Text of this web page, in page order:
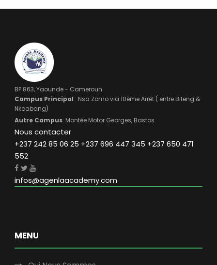
BP 863, Yaounde - Cameroun
Campus Principal : Nsa Zomo via 10ème Arrêt ( entre Biteng &
Nkoabang)
Autre Campus: Montée Motor Georges, Bastos
Nous contacter
+237 242 85 06 25 +237 696 447 345 +237 650 471
552
infos@agenlaacademy.com
MENU